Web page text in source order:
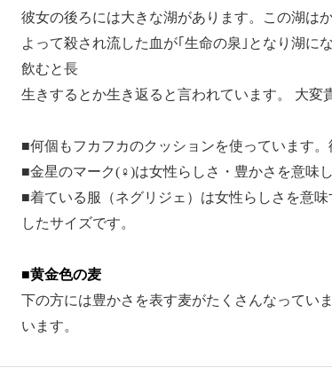
彼女の後ろには大きな湖があります。この湖は
よって殺され流した血が｢生命の泉｣となり湖に
飲むと長
生きするとか生き返ると言われています。 大変
■何個もフカフカのクッションを使っています
■金星のマーク(♀)は女性らしさ・豊かさを意味
■着ている服（ネグリジェ）は女性らしさを意
したサイズです。
■黄金色の麦
下の方には豊かさを表す麦がたくさんなってい
います。